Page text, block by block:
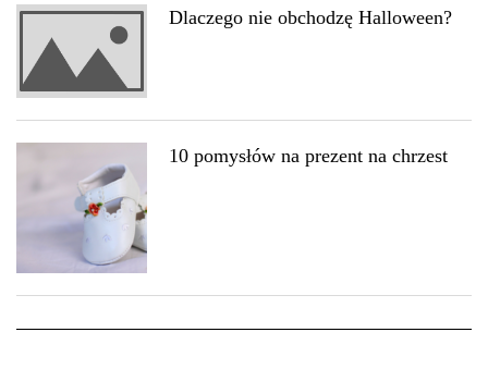
Dlaczego nie obchodzę Halloween?
10 pomysłów na prezent na chrzest